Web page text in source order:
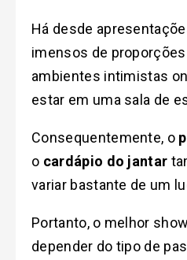
Há desde
imensos de
ambientes intimistas
estar em uma sala de
Consequentemente, o
o cardápio do jantar
variar bastante de um
Portanto, o melhor
depender do tipo de